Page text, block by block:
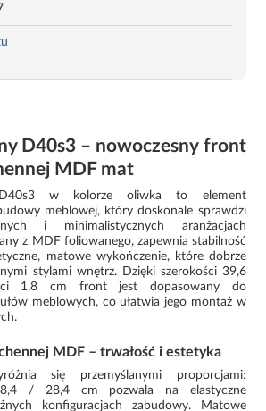
D40s3 – nowoczesny front
MDF mat
w kolorze oliwka to element
meblowej, który doskonale sprawdzi
i minimalistycznych aranżacjach
z MDF foliowanego, zapewnia stabilność
matowe wykończenie, które dobrze
stylami wnętrz. Dzięki szerokości 39,6
1,8 cm front jest dopasowany do
meblowych, co ułatwia jego montaż w
MDF – trwałość i estetyka
się przemyślanymi proporcjami:
/ 28,4 cm pozwala na elastyczne
konfiguracjach zabudowy. Matowe